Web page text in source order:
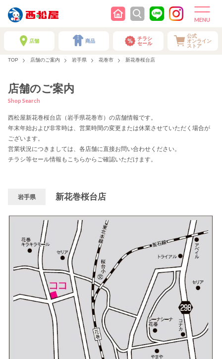
店舗 商品
チラシ
セール
公式
オンライン
ストア
TOP 店舗のご案内 岩手県 花巻市 新花巻桜台店
店舗のご案内
Shop Search
西松屋新花巻桜台店（岩手県花巻市）の店舗情報です。
年末年始および非常時は、営業時間の変更または休業させていただく場合が
ございます。
営業状況につきましては、各店舗に直接お問い合わせください。
チラシ等セール情報もこちらからご確認いただけます。
岩手県 新花巻桜台店